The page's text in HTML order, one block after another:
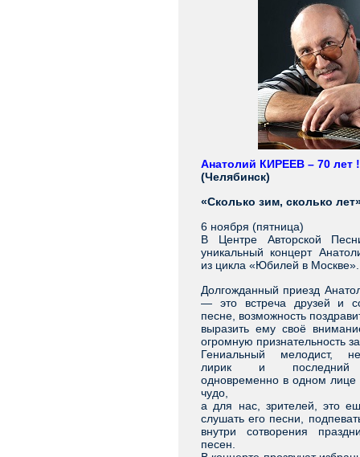
Анатолий КИРЕЕВ – 70 лет !
(Челябинск)
«Сколько зим, сколько
6 ноября (пятница)
В Центре Авторской
уникальный концерт
из цикла «Юбилей в Москве».
Долгожданный приезд
— это встреча друзей и
песне, возможность
выразить ему своё
огромную признательность
Гениальный мелодист,
лирик и последний
одновременно в одном
чудо,
а для нас, зрителей, это
слушать его песни,
внутри сотворения
песен.